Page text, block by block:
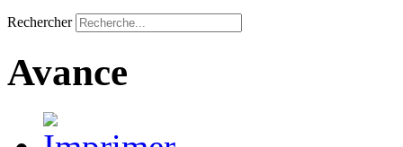
Rechercher
Avance